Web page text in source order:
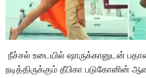
நீச்சல் உடையில் ஷாருக்கானுடன்
நடித்திருக்கும் தீபிகா படுகோனின்